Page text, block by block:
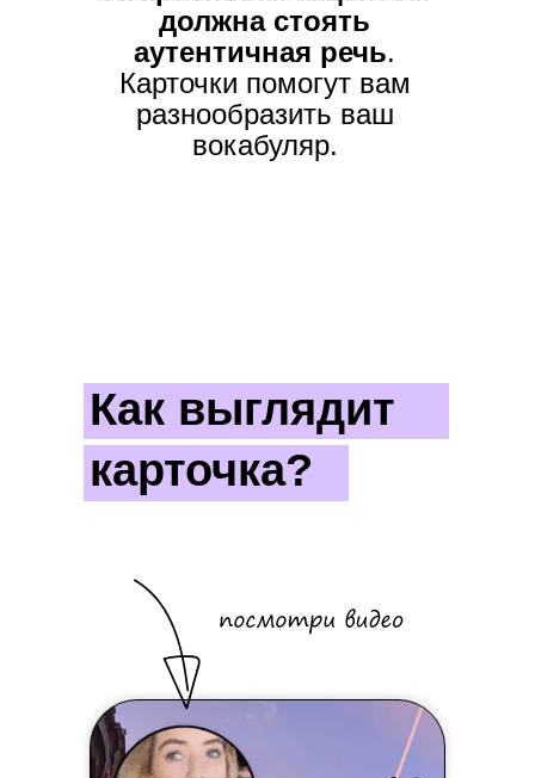
должна стоять
аутентичная речь.
Карточки помогут вам
разнообразить ваш
вокабуляр.
Как выглядит
карточка?